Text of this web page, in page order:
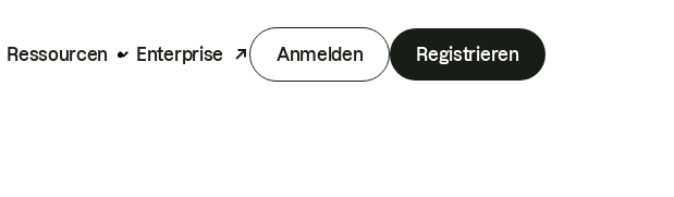
Ressourcen Enterprise Anmelden Registrieren